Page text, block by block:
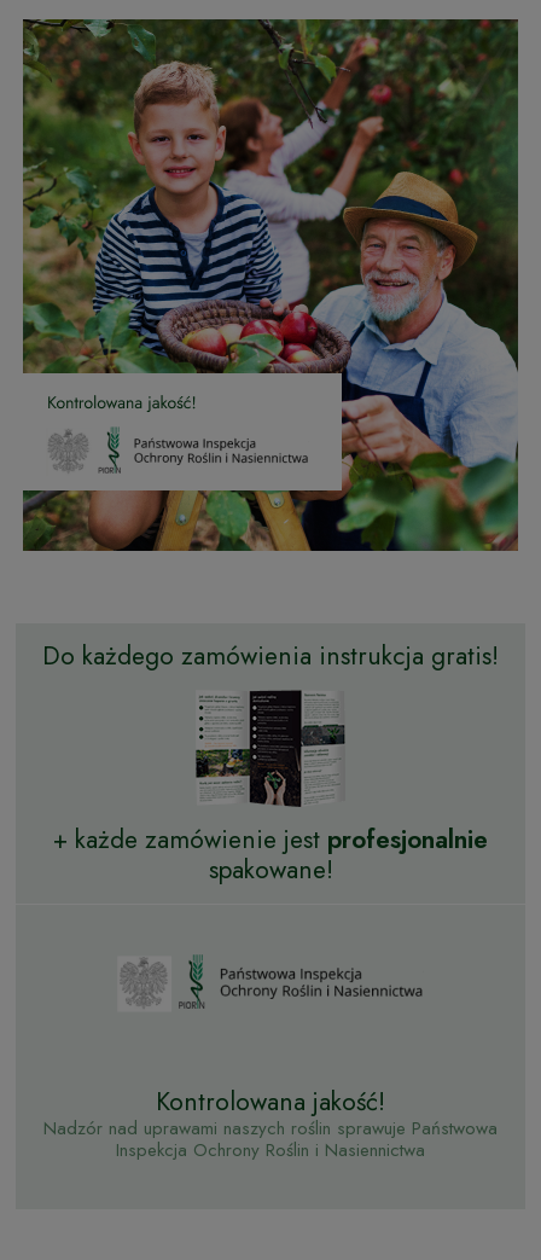
Do każdego zamówienia instrukcja gratis!
+ każde zamówienie jest profesjonalnie
spakowane!
Kontrolowana jakość!
Nadzór nad uprawami naszych roślin sprawuje Państwowa
Inspekcja Ochrony Roślin i Nasiennictwa